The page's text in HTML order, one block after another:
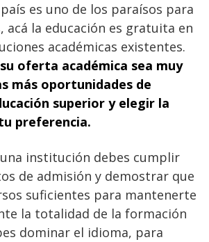
es uno de los paraísos para
acá la educación es gratuita en
académicas existentes.
oferta académica sea muy
más oportunidades de
superior y elegir la
preferencia.
una institución debes cumplir
de admisión y demostrar que
suficientes para mantenerte
la totalidad de la formación
dominar el idioma, para